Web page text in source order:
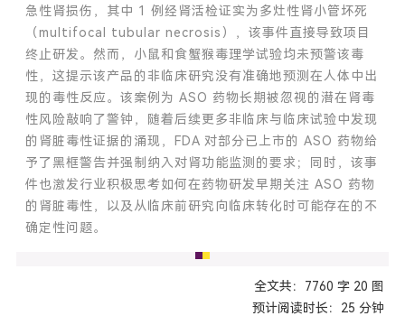
急性肾损伤，其中 1 例经肾活检证实为多灶性肾小管坏死
（multifocal tubular necrosis），该事件直接导致项目
终止研发。然而，小鼠和食蟹猴毒理学试验均未预警该毒
性，这提示该产品的非临床研究没有准确地预测在人体中出
现的毒性反应。该案例为 ASO 药物长期被忽视的潜在肾毒
性风险敲响了警钟，随着后续更多非临床与临床试验中发现
的肾脏毒性证据的涌现，FDA 对部分已上市的 ASO 药物给
予了黑框警告并强制纳入对肾功能监测的要求；同时，该事
件也激发行业积极思考如何在药物研发早期关注 ASO 药物
的肾脏毒性，以及从临床前研究向临床转化时可能存在的不
确定性问题。
全文共：7760 字 20 图
预计阅读时长：25 分钟